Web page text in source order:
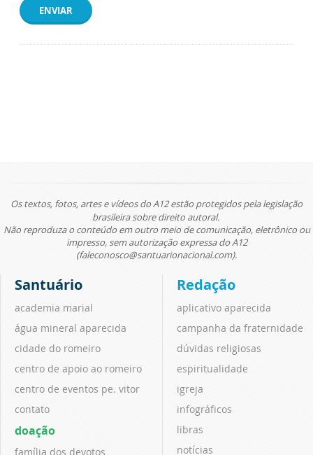
ENVIAR
Os textos, fotos, artes e vídeos do A12 estão protegidos pela legislação
brasileira sobre direito autoral.
Não reproduza o conteúdo em outro meio de comunicação, eletrônico ou
impresso, sem autorização expressa do A12
(faleconosco@santuarionacional.com).
Santuário
academia marial
água mineral aparecida
cidade do romeiro
centro de apoio ao romeiro
centro de eventos pe. vitor
contato
doação
família dos devotos
Redação
aplicativo aparecida
campanha da fraternidade
dúvidas religiosas
espiritualidade
igreja
infográficos
libras
notícias